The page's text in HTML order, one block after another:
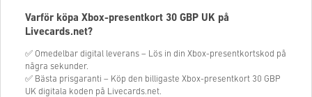
Varför köpa Xbox-presentkort 30 GBP UK på
Livecards.net?
✅ Omedelbar digital leverans – Lös in din Xbox-presentkortskod på
några sekunder.
✅ Bästa prisgaranti – Köp den billigaste Xbox-presentkort 30 GBP
UK digitala koden på Livecards.net.